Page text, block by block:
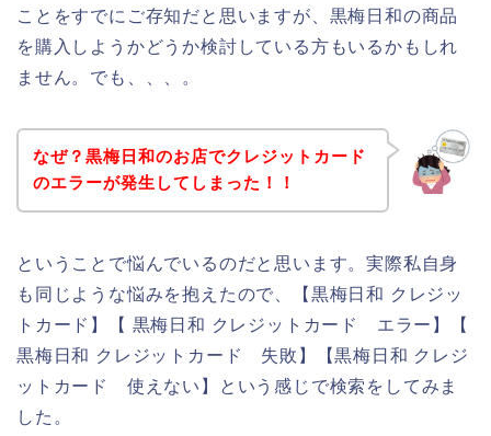
ことをすでにご存知だと思いますが、黒梅日和の商品
を購入しようかどうか検討している方もいるかもしれ
ません。でも、、、。
なぜ？黒梅日和のお店でクレジットカード
のエラーが発生してしまった！！
ということで悩んでいるのだと思います。実際私自身
も同じような悩みを抱えたので、【黒梅日和 クレジッ
トカード】【 黒梅日和 クレジットカード エラー】【
黒梅日和 クレジットカード 失敗】【黒梅日和 クレジ
ットカード 使えない】という感じで検索をしてみま
した。